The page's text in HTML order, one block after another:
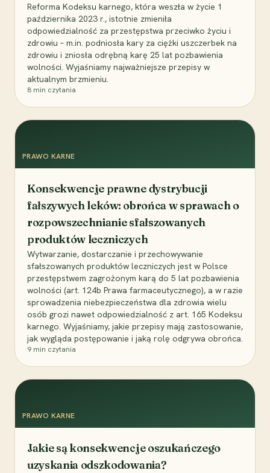
Reforma Kodeksu karnego, która weszła w życie 1
października 2023 r., istotnie zmieniła
odpowiedzialność za przestępstwa przeciwko życiu i
zdrowiu – m.in. podniosła kary za ciężki uszczerbek na
zdrowiu i zniosła odrębną karę 25 lat pozbawienia
wolności. Wyjaśniamy najważniejsze przepisy w
aktualnym brzmieniu.
8 min czytania
PRAWO KARNE
Konsekwencje prawne dystrybucji
fałszywych leków: obrońca w sprawach o
rozpowszechnianie sfałszowanych
produktów leczniczych
Wytwarzanie, dostarczanie i przechowywanie
sfałszowanych produktów leczniczych jest w Polsce
przestępstwem zagrożonym karą do 5 lat pozbawienia
wolności (art. 124b Prawa farmaceutycznego), a w razie
sprowadzenia niebezpieczeństwa dla zdrowia wielu
osób grozi nawet odpowiedzialność z art. 165 Kodeksu
karnego. Wyjaśniamy, jakie przepisy mają zastosowanie,
jak wygląda postępowanie i jaką rolę odgrywa obrońca.
9 min czytania
PRAWO KARNE
Jakie są konsekwencje oszukańczego
uzyskania odszkodowania?